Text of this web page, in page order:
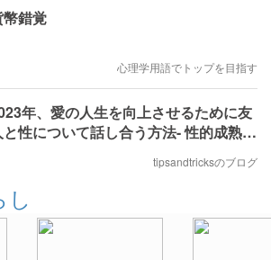
幣錯覚
心理学用語でトップを目指す
年、愛の人生を向上させるために友
と性について話し合う方法- 性的成熟し
tipsandtricksのブログ
し